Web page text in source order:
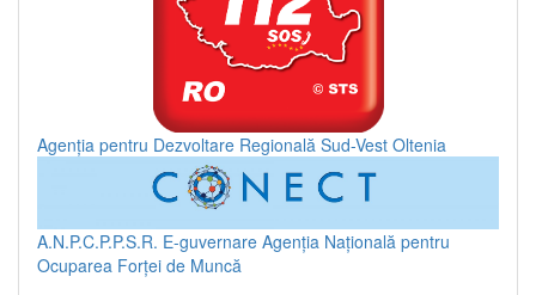
Agenția pentru Dezvoltare Regională Sud-Vest Oltenia
A.N.P.C.P.P.S.R. E-guvernare Agenția Națională pentru
Ocuparea Forței de Muncă